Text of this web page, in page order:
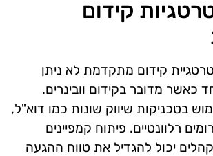
קידום
קידום מתקדמת לא ניתן
כאשר מדובר בקידום וובינרים.
בטכניקות שיווק שונות כמו דוא"ל,
רלוונטיים. פיתוח קמפיינים
קהלים יכול להגדיל את טווח ההגעה